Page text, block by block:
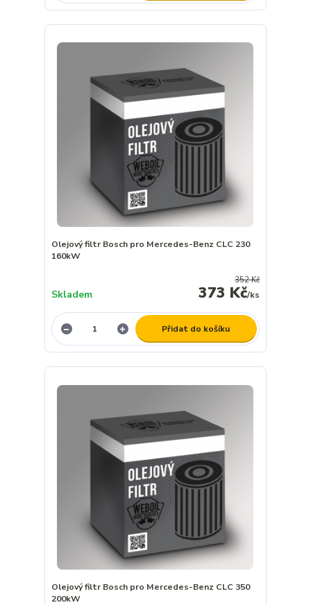
Olejový filtr Bosch pro Mercedes-Benz CLC 230
160kW
352 Kč
373 Kč/ks
Skladem
Přidat do košíku
Olejový filtr Bosch pro Mercedes-Benz CLC 350
200kW